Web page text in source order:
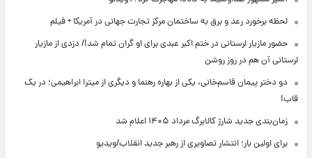
لحظه برخورد رعد و برق به ساختمان مرکز تجارت جهانی در آمریکا + فیلم
حضور مازیار لرستانی در ختم اکبر عبدی برای او گران تمام شد!/ دزدی از مازیار
لرستانی آن هم در روز روشن
دو دختر پیمان قاسم‌خانی، یکی از بهاره رهنما و دیگری از میترا ابراهیمی؛ در یک
قاب!
زمان‌بندی جدید شارژ کالابرگ مرداد ۱۴۰۵ اعلام شد
برای اولین بار؛ انتشار تصاویری از رهبر جدید انقلاب/ویدیو